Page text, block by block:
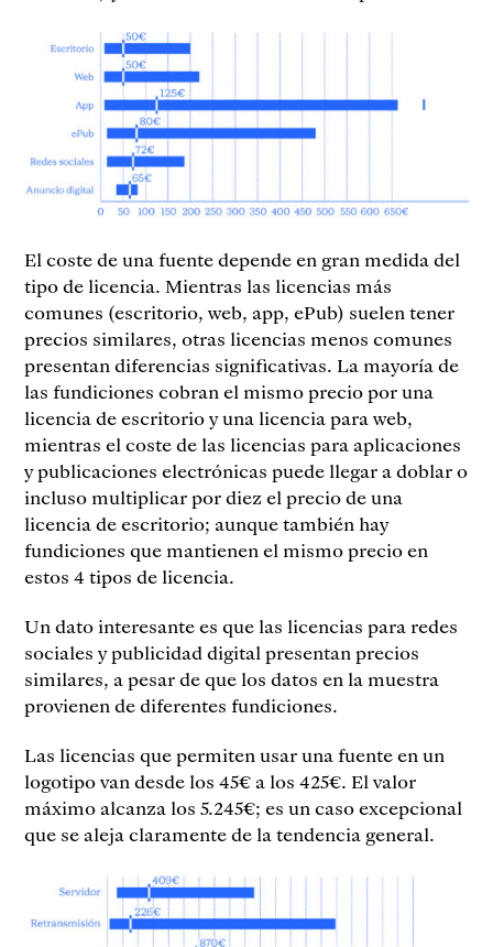
El coste de una fuente depende en gran medida del
tipo de licencia. Mientras las licencias más
comunes (escritorio, web, app, ePub) suelen tener
precios similares, otras licencias menos comunes
presentan diferencias significativas. La mayoría de
las fundiciones cobran el mismo precio por una
licencia de escritorio y una licencia para web,
mientras el coste de las licencias para aplicaciones
y publicaciones electrónicas puede llegar a doblar o
incluso multiplicar por diez el precio de una
licencia de escritorio; aunque también hay
fundiciones que mantienen el mismo precio en
estos 4 tipos de licencia.
Un dato interesante es que las licencias para redes
sociales y publicidad digital presentan precios
similares, a pesar de que los datos en la muestra
provienen de diferentes fundiciones.
Las licencias que permiten usar una fuente en un
logotipo van desde los 45€ a los 425€. El valor
máximo alcanza los 5.245€; es un caso excepcional
que se aleja claramente de la tendencia general.